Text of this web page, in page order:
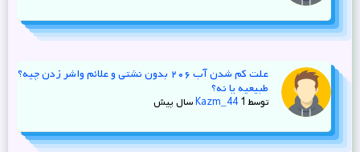
علت کم شدن آب ۲۰۶ بدون نشتی و علائم واشر زدن چیه؟
طبیعیه یا نه؟
توسط Kazm_44 1 سال پیش